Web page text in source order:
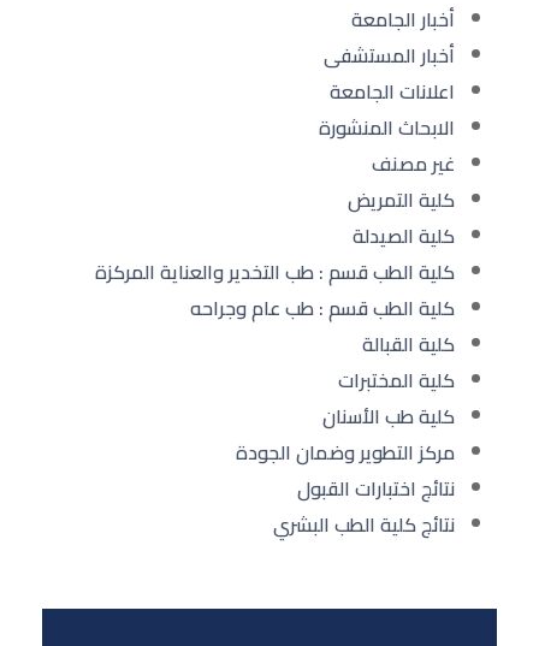
أخبار الجامعة
أخبار المستشفى
اعلانات الجامعة
الابحاث المنشورة
غير مصنف
كلية التمريض
كلية الصيدلة
كلية الطب قسم : طب التخدير والعناية المركزة
كلية الطب قسم : طب عام وجراحه
كلية القبالة
كلية المختبرات
كلية طب الأسنان
مركز التطوير وضمان الجودة
نتائج اختبارات القبول
نتائج كلية الطب البشري